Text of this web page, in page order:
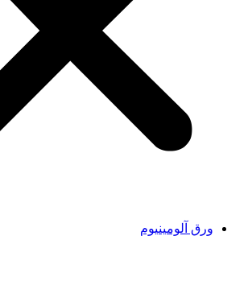
ورق آلومینیوم